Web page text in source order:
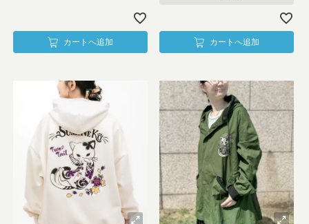
カートへ追加 カートへ追加